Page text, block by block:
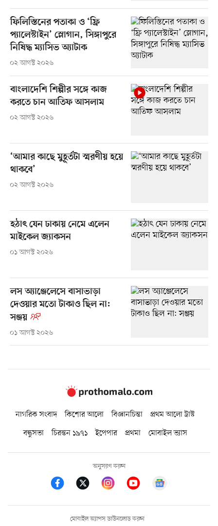
ফিলিস্তিনের পতাকা ও ‘ফ্রি
প্যালেস্টাইন’ স্লোগান, সিঙ্গাপুরে
নিষিদ্ধ ম্যাসিভ অ্যাটাক
০২ আগস্ট ২০২৬
বাংলাদেশি শিল্পীর সঙ্গে কাজ
করতে চান আতিফ আসলাম
০২ আগস্ট ২০২৬
‘আমার কাছে মুহূর্তটা স্মরণীয় হয়ে
থাকবে’
০২ আগস্ট ২০২৬
হঠাৎ যেন ঢাকায় নেমে এলেন
মাইকেল জ্যাকসন
০১ আগস্ট ২০২৬
লস অ্যাঞ্জেলেসে বাসাভাড়া
দেওয়ার মতো টাকাও ছিল না:
সঞ্জয়
০১ আগস্ট ২০২৬
নাগরিক সংবাদ কিশোর আলো বিজ্ঞানচিন্তা
প্রথম আলো ট্রাস্ট
বন্ধুসভা
চিরন্তন ১৯৭১ ইপেপার প্রথমা মোবাইল ভ্যাস
অনুসরণ করুন
মোবাইল অ্যাপস ডাউনলোড করুন